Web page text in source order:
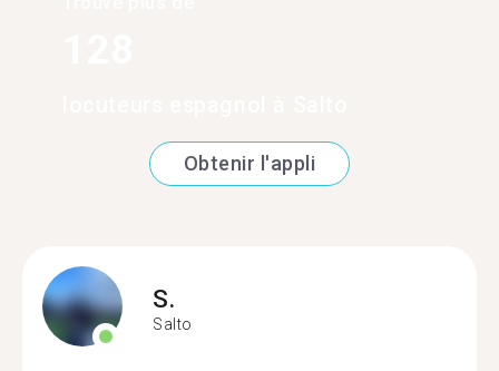
Obtenir l'appli
S.
Salto